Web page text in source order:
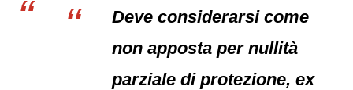
Deve considerarsi come
non apposta per nullità
parziale di protezione, ex